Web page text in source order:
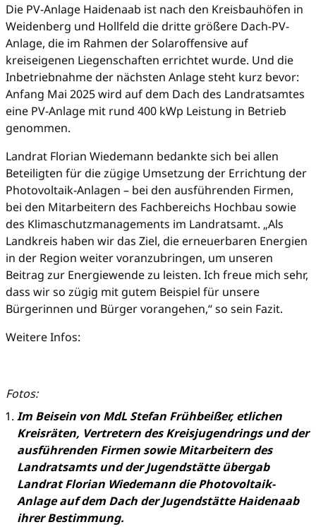
Die PV-Anlage Haidenaab ist nach den Kreisbauhöfen in
Weidenberg und Hollfeld die dritte größere Dach-PV-
Anlage, die im Rahmen der Solaroffensive auf
kreiseigenen Liegenschaften errichtet wurde. Und die
Inbetriebnahme der nächsten Anlage steht kurz bevor:
Anfang Mai 2025 wird auf dem Dach des Landratsamtes
eine PV-Anlage mit rund 400 kWp Leistung in Betrieb
genommen.
Landrat Florian Wiedemann bedankte sich bei allen
Beteiligten für die zügige Umsetzung der Errichtung der
Photovoltaik-Anlagen – bei den ausführenden Firmen,
bei den Mitarbeitern des Fachbereichs Hochbau sowie
des Klimaschutzmanagements im Landratsamt. „Als
Landkreis haben wir das Ziel, die erneuerbaren Energien
in der Region weiter voranzubringen, um unseren
Beitrag zur Energiewende zu leisten. Ich freue mich sehr,
dass wir so zügig mit gutem Beispiel für unsere
Bürgerinnen und Bürger vorangehen,“ so sein Fazit.
Weitere Infos:
Fotos:
Im Beisein von MdL Stefan Frühbeißer, etlichen
Kreisräten, Vertretern des Kreisjugendrings und der
ausführenden Firmen sowie Mitarbeitern des
Landratsamts und der Jugendstätte übergab
Landrat Florian Wiedemann die Photovoltaik-
Anlage auf dem Dach der Jugendstätte Haidenaab
ihrer Bestimmung.